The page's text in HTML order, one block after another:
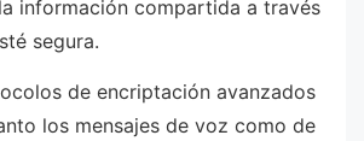
información compartida a través
segura.
de encriptación avanzados
los mensajes de voz como de